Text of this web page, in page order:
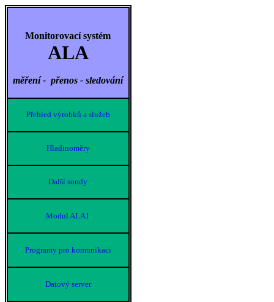
Monitorovací systém
ALA
měření - přenos - sledování
Přehled výrobků a služeb
Hladinoměry
Další sondy
Modul ALA1
Programy pro komunikaci
Datový server